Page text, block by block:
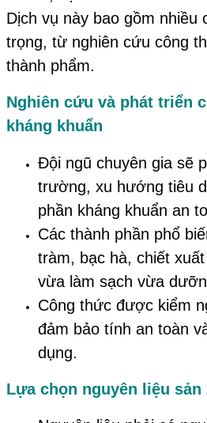
Dịch vụ này bao gồm nhiều
trọng, từ nghiên cứu công
thành phẩm.
Nghiên cứu và phát triển
kháng khuẩn
Đội ngũ chuyên gia sẽ
trường, xu hướng tiêu
phần kháng khuẩn an
Các thành phần phổ
tràm, bạc hà, chiết
vừa làm sạch vừa
Công thức được kiểm
đảm bảo tính an toàn
dụng.
Lựa chọn nguyên liệu sản